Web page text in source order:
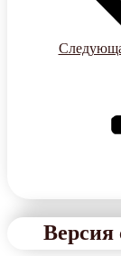
Версия